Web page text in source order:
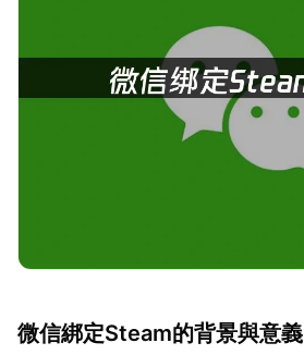
微信綁定Steam的背景與意義